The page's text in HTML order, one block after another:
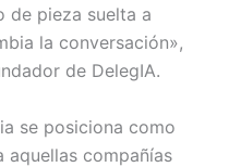
de pieza suelta a
la conversación»,
de DelegIA.
se posiciona como
aquellas compañías